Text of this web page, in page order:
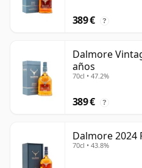
389 € ?
Dalmore
años
70cl • 47.2%
389 € ?
Dalmore 2024
70cl • 43.8%